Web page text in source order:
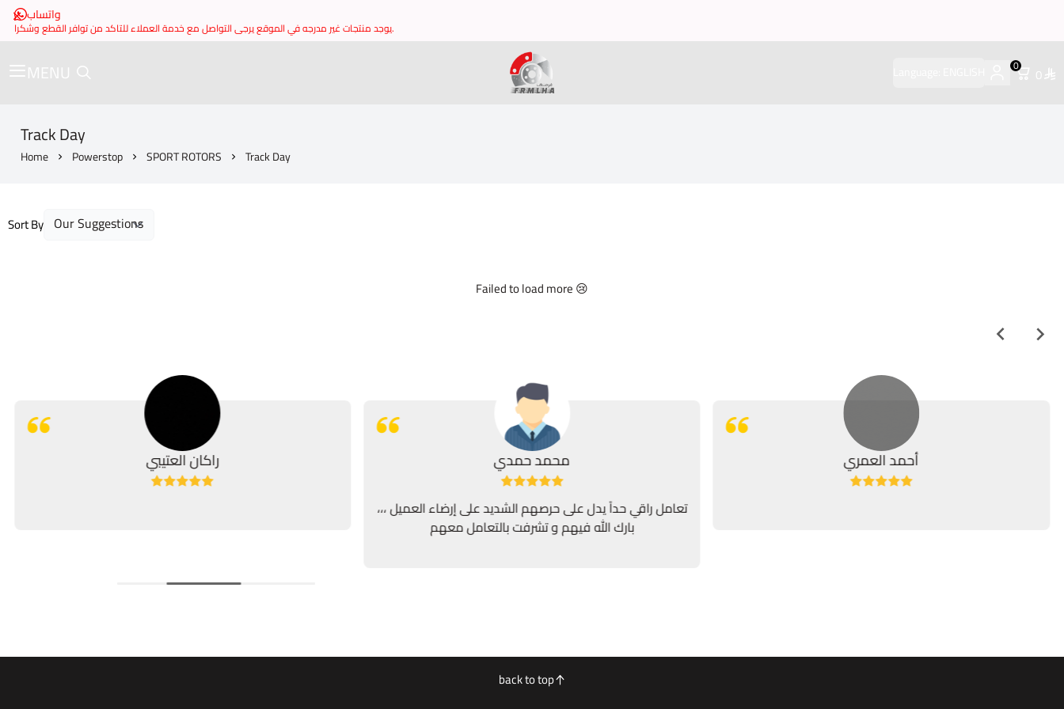
واتساب
يوجد منتجات غير مدرجه في الموقع يرجى التواصل مع خدمة العملاء للتاكد من توافر القطع وشكرا.
MENU brake it
0 0
Track Day
Home Powerstop SPORT ROTORS Track Day
Sort By
Failed to load more 😢
راكان العتيبي محمد حمدي
تعامل راقي حداً يدل على حرصهم الشديد على إرضاء العميل ،،،
بارك الله فيهم و تشرفت بالتعامل معهم
أحمد العمري
back to top